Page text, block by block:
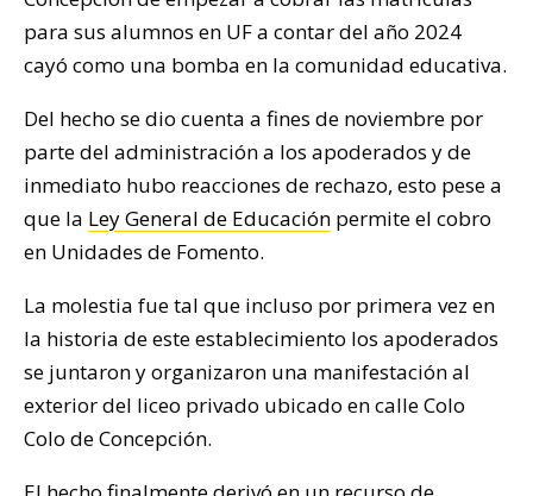
para sus alumnos en UF a contar del año 2024
cayó como una bomba en la comunidad educativa.
Del hecho se dio cuenta a fines de noviembre por
parte del administración a los apoderados y de
inmediato hubo reacciones de rechazo, esto pese a
que la Ley General de Educación permite el cobro
en Unidades de Fomento.
La molestia fue tal que incluso por primera vez en
la historia de este establecimiento los apoderados
se juntaron y organizaron una manifestación al
exterior del liceo privado ubicado en calle Colo
Colo de Concepción.